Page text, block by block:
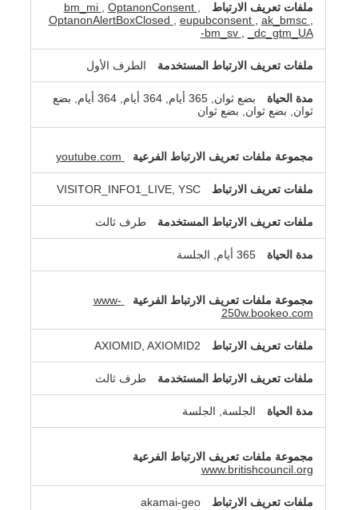
للغاية
bm_mi OptanonConsent
OptanonAlertBoxClosed
eupubconsent ak_bmsc
bm_sv
_dc_gtm_UA-
الطرف الأول
بضع ثوان, 365 أيام, 364 أيام, 364 أيام, بضع
ثوان, بضع ثوان, بضع ثوان
VISITOR_INFO1_LIVE, YSC
طرف ثالث
365 أيام, الجلسة
www-
250w.bookeo.com
AXIOMID, AXIOMID2
طرف ثالث
الجلسة, الجلسة
www.britishcouncil.org
akamai-geo